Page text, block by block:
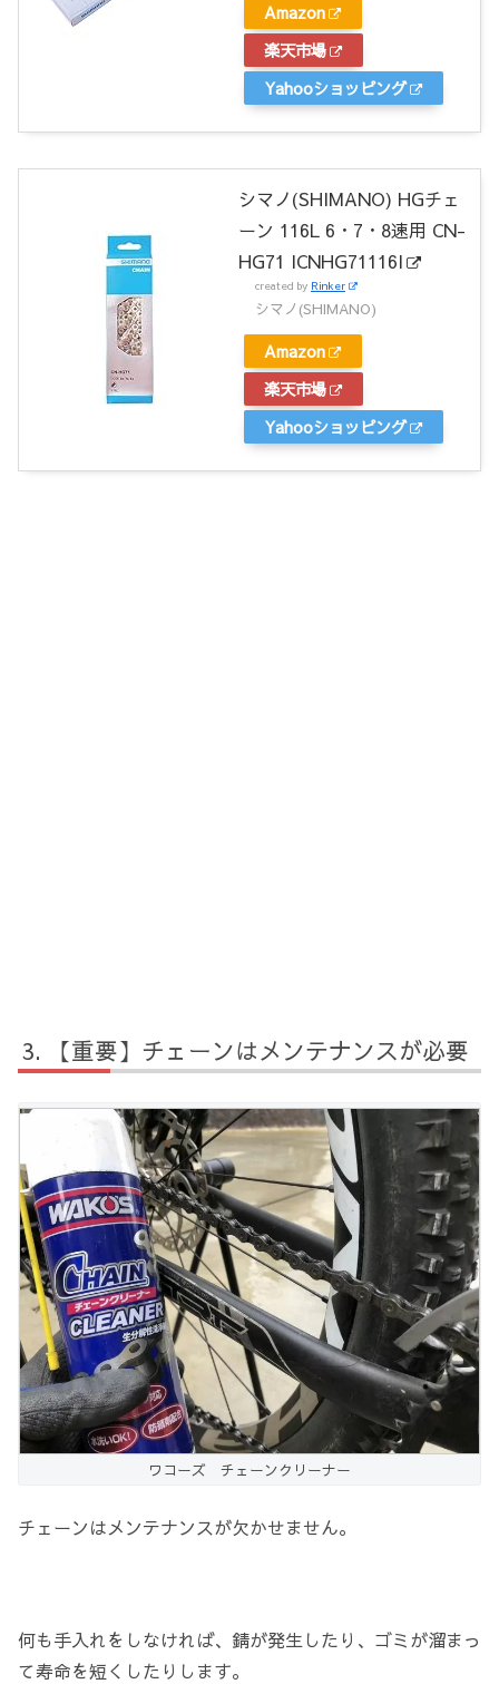
Amazon
楽天市場
Yahooショッピング
シマノ(SHIMANO) HGチェ
ーン 116L 6・7・8速用 CN-
HG71 ICNHG71116I
created by Rinker
シマノ(SHIMANO)
Amazon
楽天市場
Yahooショッピング
【重要】チェーンはメンテナンスが必要
ワコーズ チェーンクリーナー
チェーンはメンテナンスが欠かせません。
何も手入れをしなければ、錆が発生したり、ゴミが溜まっ
て寿命を短くしたりします。